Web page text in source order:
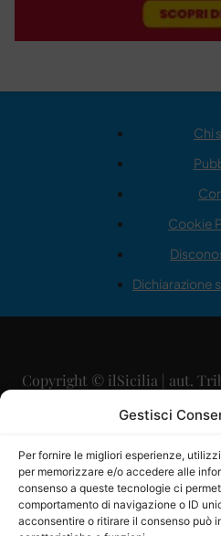
Gestisci
Per fornire le migliori esperienze,
per memorizzare e/o accedere alle
consenso a queste tecnologie ci
comportamento di navigazione o ID
acconsentire o ritirare il consenso può
Chi
Cookie
Dichiarazione
Copyright © ilSicilia | aut.
29/09/
Direttore Editoriale:
Direttore